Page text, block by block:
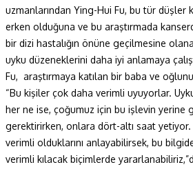
uzmanlarından Ying-Hui Fu, bu tür düşler
erken olduğuna ve bu araştırmada
bir dizi hastalığın önüne geçilmesine
uyku düzeneklerini daha iyi anlamaya
Fu, araştırmaya katılan bir baba ve
“Bu kişiler çok daha verimli uyuyorlar.
her ne ise, çoğumuz için bu işlevin yerine
gerektirirken, onlara dört-altı saat yetiyor.
verimli olduklarını anlayabilirsek, bu
verimli kılacak biçimlerde